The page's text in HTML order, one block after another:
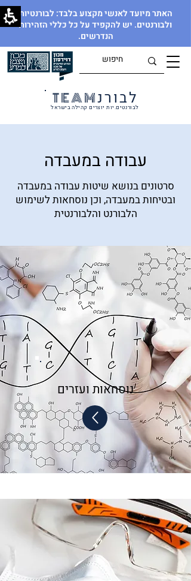
האתר מיועד לאנשי מקצוע בלבד: לבורנטיות
ולבורנטים. יש להקפיד על כל כללי הזהירות
הנדרשים.
לבורנTEAM
לבורנטים.יות יוצרים קהילה בישראל
עבודה במעבדה
סרטונים בנושא שיטות עבודה במעבדה
ובטיחות במעבדה, וכן נוסחאות לשימוש
הלבורנט והלבורנטית
נוסחאות ועזרים